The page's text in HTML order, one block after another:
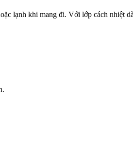
lạnh khi mang đi. Với lớp cách nhiệt